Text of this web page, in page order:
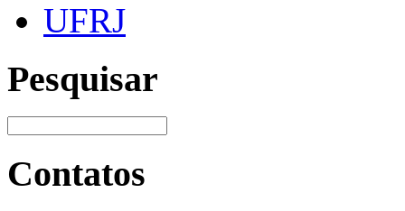
UFRJ
Pesquisar
Contatos